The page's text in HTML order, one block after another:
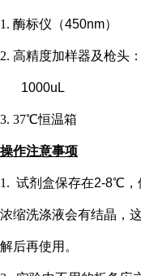
1. 酶标仪（450nm）
2. 高精度加样器及枪头：
1000uL
3. 37℃恒温箱
操作注意事项
1. 试剂盒保存在2-8℃，
浓缩洗涤液会有结晶，
解后再使用。